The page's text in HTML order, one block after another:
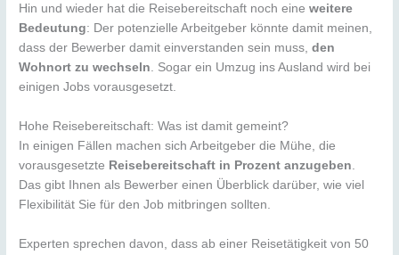
Hin und wieder hat die Reisebereitschaft noch eineweitere
Bedeutung: Der potenzielle Arbeitgeber könnte damit meinen,
dass der Bewerber damit einverstanden sein muss,den
Wohnort zu wechseln. Sogar ein Umzug ins Ausland wird bei
einigen Jobs vorausgesetzt.
Hohe Reisebereitschaft: Was ist damit gemeint?
In einigen Fällen machen sich Arbeitgeber die Mühe, die
vorausgesetzte Reisebereitschaft in Prozent anzugeben
Das gibt Ihnen als Bewerber einen Überblick darüber, wie viel
Flexibilität Sie für den Job mitbringen sollten.
Experten sprechen davon, dass ab einer Reisetätigkeit von 50